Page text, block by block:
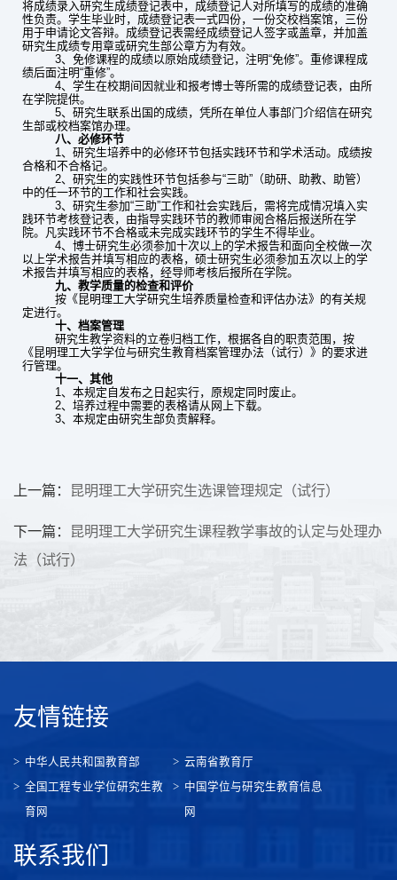
将成绩录入研究生成绩登记表中，成绩登记人对所填写的成绩的准确
性负责。学生毕业时，成绩登记表一式四份，一份交校档案馆，三份
用于申请论文答辩。成绩登记表需经成绩登记人签字或盖章，并加盖
研究生成绩专用章或研究生部公章方为有效。
3、免修课程的成绩以原始成绩登记，注明“免修”。重修课程成
绩后面注明“重修”。
4、学生在校期间因就业和报考博士等所需的成绩登记表，由所
在学院提供。
5、研究生联系出国的成绩，凭所在单位人事部门介绍信在研究
生部或校档案馆办理。
八、必修环节
1、研究生培养中的必修环节包括实践环节和学术活动。成绩按
合格和不合格记。
2、研究生的实践性环节包括参与“三助”（助研、助教、助管）
中的任一环节的工作和社会实践。
3、研究生参加“三助”工作和社会实践后，需将完成情况填入实
践环节考核登记表，由指导实践环节的教师审阅合格后报送所在学
院。凡实践环节不合格或未完成实践环节的学生不得毕业。
4、博士研究生必须参加十次以上的学术报告和面向全校做一次
以上学术报告并填写相应的表格，硕士研究生必须参加五次以上的学
术报告并填写相应的表格，经导师考核后报所在学院。
九、教学质量的检查和评价
按《昆明理工大学研究生培养质量检查和评估办法》的有关规
定进行。
十、档案管理
研究生教学资料的立卷归档工作，根据各自的职责范围，按
《昆明理工大学学位与研究生教育档案管理办法（试行）》的要求进
行管理。
十一、其他
1、本规定自发布之日起实行，原规定同时废止。
2、培养过程中需要的表格请从网上下载。
3、本规定由研究生部负责解释。
上一篇： 昆明理工大学研究生选课管理规定（试行）
下一篇：
昆明理工大学研究生课程教学事故的认定与处理办
法（试行）
友情链接
中华人民共和国教育部
云南省教育厅
全国工程专业学位研究生教
育网
中国学位与研究生教育信息
网
联系我们